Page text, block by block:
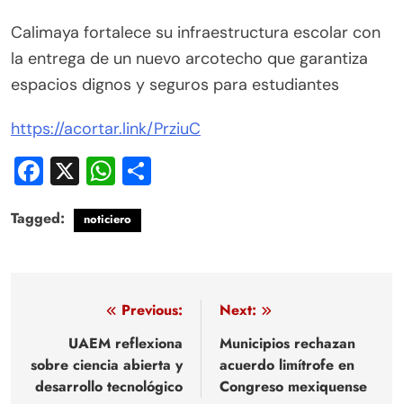
Calimaya fortalece su infraestructura escolar con
la entrega de un nuevo arcotecho que garantiza
espacios dignos y seguros para estudiantes
https://acortar.link/PrziuC
Facebook
X WhatsApp
Tagged: noticiero
Navegación
entradas
Previous:
UAEM reflexiona
sobre ciencia abierta y
desarrollo tecnológico
Next:
Municipios rechazan
acuerdo limítrofe en
Congreso mexiquense